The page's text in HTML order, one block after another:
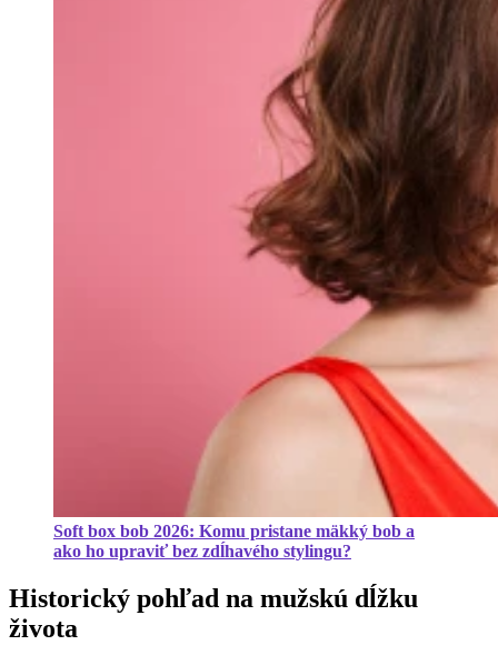
Soft box bob 2026: Komu pristane mäkký bob a
ako ho upraviť bez zdĺhavého stylingu?
Historický pohľad na mužskú dĺžku
života